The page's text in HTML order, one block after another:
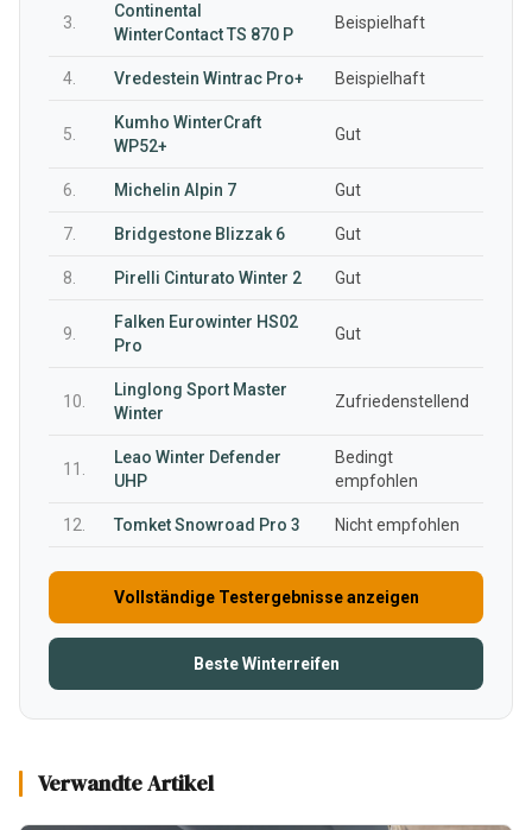
3.
Continental
WinterContact TS 870 P
Beispielhaft
4. Vredestein Wintrac Pro+ Beispielhaft
5.
Kumho WinterCraft
WP52+
Gut
6. Michelin Alpin 7 Gut
7. Bridgestone Blizzak 6 Gut
8. Pirelli Cinturato Winter 2 Gut
9.
Falken Eurowinter HS02
Pro
Gut
10.
Linglong Sport Master
Winter
Zufriedenstellend
11.
Leao Winter Defender
UHP
Bedingt
empfohlen
12. Tomket Snowroad Pro 3 Nicht empfohlen
Vollständige Testergebnisse anzeigen
Beste Winterreifen
Verwandte Artikel